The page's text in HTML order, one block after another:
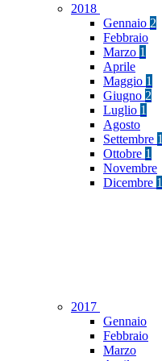
2018
Gennaio 2
Febbraio
Marzo 1
Aprile
Maggio 1
Giugno 2
Luglio 1
Agosto
Settembre 1
Ottobre 1
Novembre
Dicembre 1
2017
Gennaio
Febbraio
Marzo